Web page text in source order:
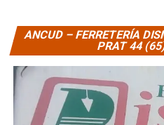
ANCUD – FERRETERÍA
PRAT 44